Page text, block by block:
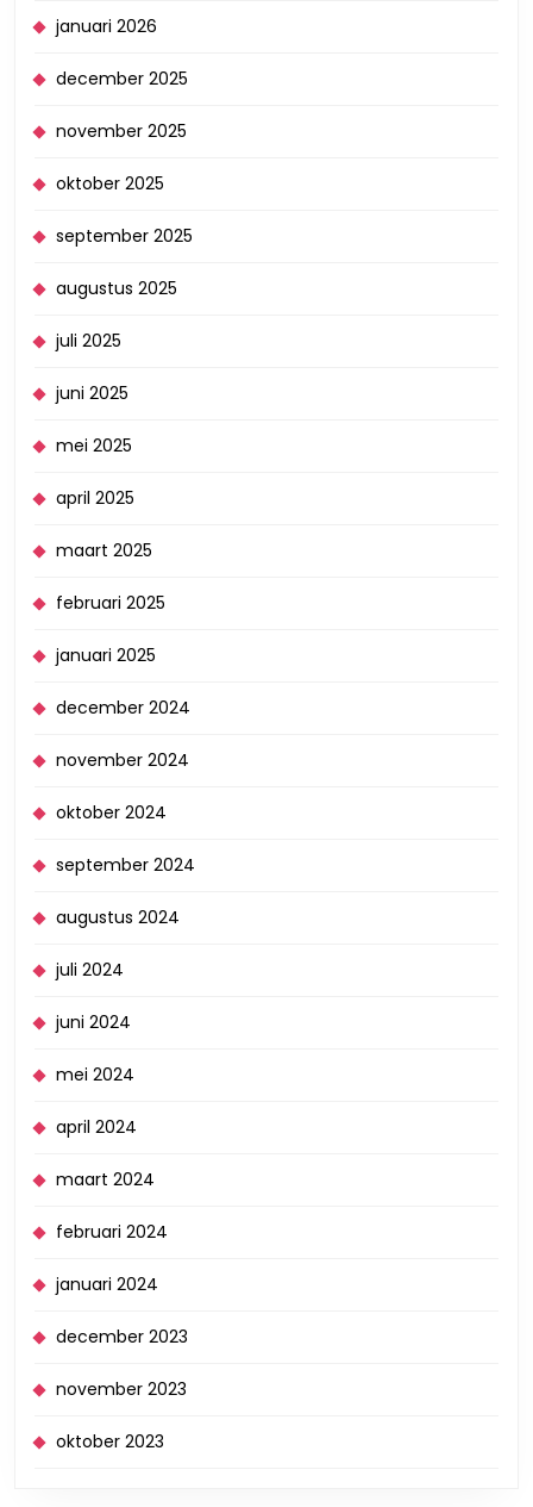
januari 2026
december 2025
november 2025
oktober 2025
september 2025
augustus 2025
juli 2025
juni 2025
mei 2025
april 2025
maart 2025
februari 2025
januari 2025
december 2024
november 2024
oktober 2024
september 2024
augustus 2024
juli 2024
juni 2024
mei 2024
april 2024
maart 2024
februari 2024
januari 2024
december 2023
november 2023
oktober 2023